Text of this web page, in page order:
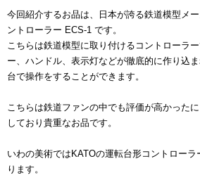
今回紹介するお品は、日本が誇る鉄道模型メ
ントローラー ECS-1 です。
こちらは鉄道模型に取り付けるコントローラ
ー、ハンドル、表示灯などが徹底的に作り込
台で操作をすることができます。
こちらは鉄道ファンの中でも評価が高かった
しており貴重なお品です。
いわの美術ではKATOの運転台形コントロー
ります。